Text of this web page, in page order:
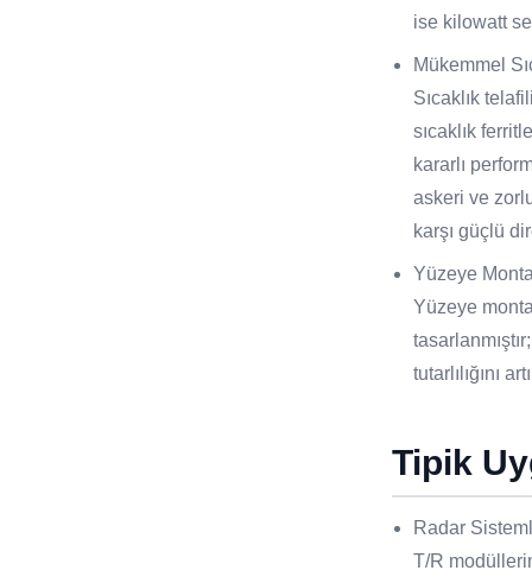
ise kilowatt
Mükemmel
Sıcaklık
sıcaklık
kararlı
askeri ve
karşı güçlü
Yüzeye
Yüzeye
tutarlılığını
Tipik
Radar
T/R